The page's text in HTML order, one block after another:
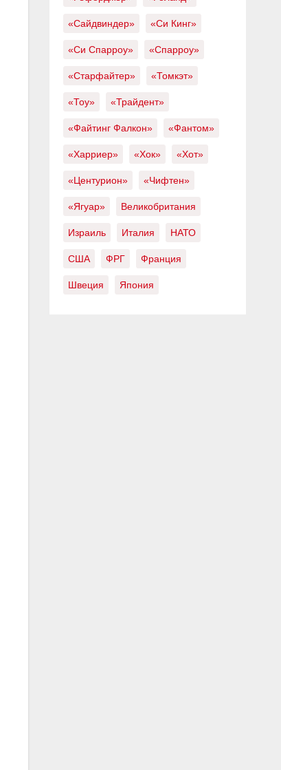
«Сайдвиндер» «Си Кинг»
«Си Спарроу» «Спарроу»
«Старфайтер» «Томкэт»
«Тоу» «Трайдент»
«Файтинг Фалкон» «Фантом»
«Харриер» «Хок» «Хот»
«Центурион» «Чифтен»
«Ягуар» Великобритания
Израиль Италия НАТО
США ФРГ Франция
Швеция Япония